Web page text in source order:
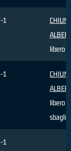
-1
libero
-1
libero
-1